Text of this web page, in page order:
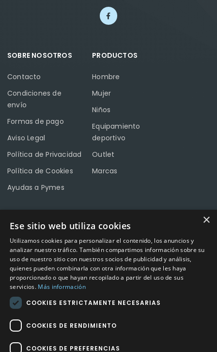
SOBRE NOSOTROS
Contacto
Condiciones de
envío
Formas de pago
Aviso Legal
Política de Privacidad
Política de Cookies
Ayudas a Pymes
PRODUCTOS
Hombre
Mujer
Niños
Equipamiento
deportivo
Outlet
Marcas
CONTACTO
Calle Méndez Núñez nº3 – Fuente Palmera 14120 Córdoba
Teléfono957 04 96 57
Emailinfo@factory-sport.es
HORARIO COMERCIAL
Lunes a viernes
10:00 a 14:00 / 18:00 a 21:00
×
Ese sitio web utiliza cookies
Utilizamos cookies para personalizar el contenido, los anuncios y
analizar nuestro tráfico. También compartimos información sobre su
uso de nuestro sitio con nuestros socios de publicidad y análisis,
quienes pueden combinarla con otra información que les haya
proporcionado o que hayan recopilado a partir del uso de sus
servicios. Más información
COOKIES ESTRICTAMENTE NECESARIAS
COOKIES DE RENDIMIENTO
COOKIES DE PREFERENCIAS